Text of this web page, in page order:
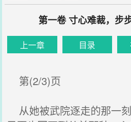
第一卷 寸心难裁，步
上一章 目录
第(2/3)页
从她被武院逐走的那一